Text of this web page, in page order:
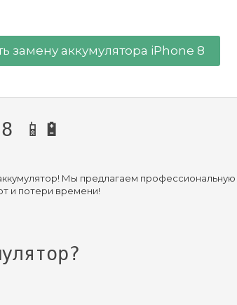
замену аккумулятора iPhone 8
📱🔋
Мы предлагаем
и потери времени!